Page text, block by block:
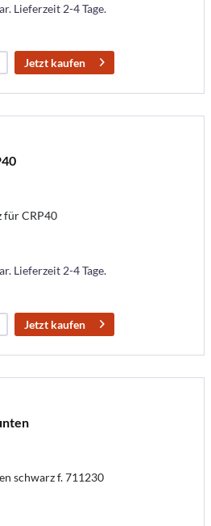
Lieferzeit 2-4 Tage.
Jetzt kaufen
für CRP40
Lieferzeit 2-4 Tage.
Jetzt kaufen
schwarz f. 711230